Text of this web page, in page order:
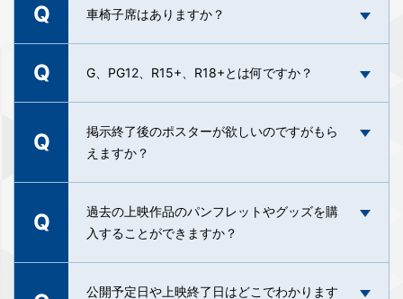
A
ください。
※曜日や混雑状況によって前後する場合がございま
ブランケットは、売店にて1枚400円（税込）にて
Q 車椅子席はありますか？
A
各スクリーン最前列の左右に1席ずつ、合計2席分
よりご案内いたしますため、事前のご連絡と早め
のご来館をお願いしております。お手数ですが、
ご鑑賞の日時がお決まりの際は、下記の窓口まで
事前にご連絡いただくか、上映開始時間に十分な
余裕を持ってお越しください。
《ご連絡先》テアトル梅田（旧シネ・リーブル梅
田）
Q G、PG12、R15+、R18+とは何ですか？
映倫による映画鑑賞の際にその映画を見ることが
出来る年齢制限の規定です。
G ・・・ 年齢を問わずどなたでもご鑑賞いただけ
ます。
PG12 ・・・ PG12指定作品です。12歳未満の方は
ご鑑賞頂けます。
Q
掲示終了後のポスターが欲しいのですがもら
えますか？
A
ポスターは宣伝用として提供されているものです
ので、掲示終了後であってもお客様への販売、譲
Q
過去の上映作品のパンフレットやグッズを購
入することができますか？
パンフレット・グッズの販売は、当館での上映期
公開予定日や上映終了日はどこでわかります